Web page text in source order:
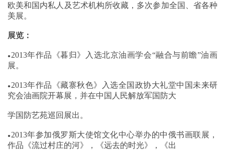
欧美和国内私人及艺术机构所收藏，多次参加全国、省各种
美展。
展览：
● 2013年作品《暮归》入选北京油画学会“融合与前瞻”油画
展。
● 2013年作品《藏寨秋色》入选全国政协大礼堂中国未来研
究会油画院开幕展，并在中国人民解放军国防大
学国防艺苑巡回展出。
● 2013年参加俄罗斯大使馆文化中心举办的中俄书画联展，
作品《流过村庄的河》，《远去的时光》，《出